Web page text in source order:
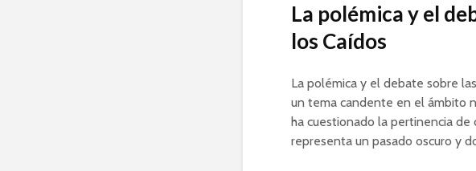
La polémica y el
los Caídos
La polémica y el debate sobre
un tema candente en el ámbito
ha cuestionado la pertinencia de
representa un pasado oscuro y